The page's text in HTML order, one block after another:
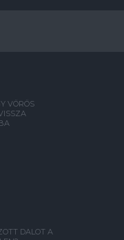
VÖRÖS
DALOT A